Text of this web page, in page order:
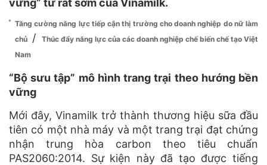
vững” từ rất sớm của Vinamilk.
Tăng cường năng lực tiếp cận thị trường cho doanh nghiệp do nữ làm
chủ /
Thúc đẩy năng lực của các doanh nghiệp chế biến chế tạo Việt
Nam
“Bộ sưu tập” mô hình trang trại theo hướng bền
vững
Mới đây, Vinamilk trở thành thương hiệu sữa đầu
tiên có một nhà máy và một trang trại đạt chứng
nhận trung hòa carbon theo tiêu chuẩn
PAS2060:2014. Sự kiện này đã tạo được tiếng